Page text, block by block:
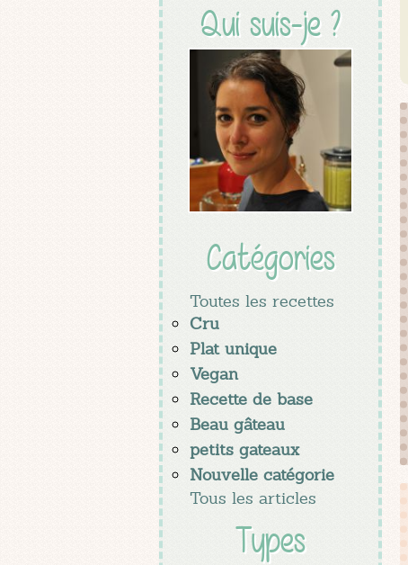
Qui suis-je ?
Catégories
Toutes les recettes
Cru
Plat unique
Vegan
Recette de base
Beau gâteau
petits gateaux
Nouvelle catégorie
Tous les articles
Types